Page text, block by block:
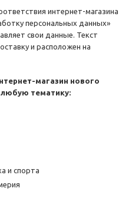
интернет-магазина
персональных данных»
свои данные. Текст
и расположен на
магазин нового
любую тематику:
и спорта